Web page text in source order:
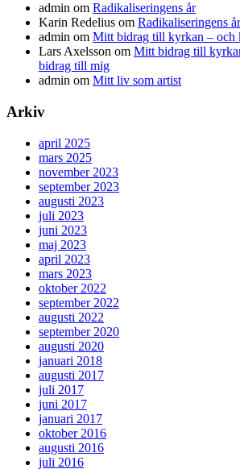
admin om Radikaliseringens år
Karin Redelius om Radikaliseringens år
admin om Mitt bidrag till kyrkan – och
Lars Axelsson om Mitt bidrag till
bidrag till mig
admin om Mitt liv som artist
Arkiv
april 2025
mars 2025
november 2023
september 2023
augusti 2023
juli 2023
juni 2023
maj 2023
april 2023
mars 2023
oktober 2022
september 2022
augusti 2022
september 2020
augusti 2020
januari 2018
augusti 2017
juli 2017
juni 2017
januari 2017
oktober 2016
augusti 2016
juli 2016